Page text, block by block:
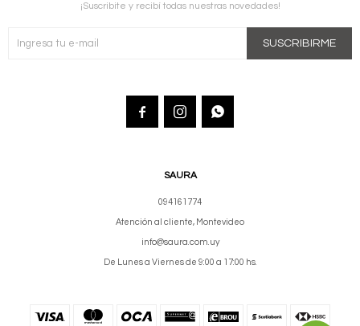
SAURA
094161774
Atención al cliente, Montevideo
info@saura.com.uy
De Lunes a Viernes de 9:00 a 17:00 hs.
¡Suscribite y recibí todas nuestras novedades!
SUSCRIBIRME
  